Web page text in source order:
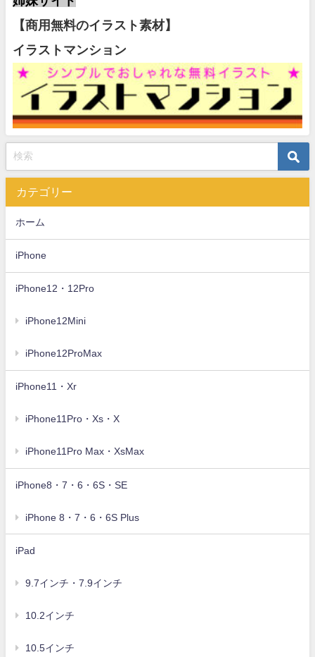
【商用無料のイラスト素材】
イラストマンション
カテゴリー
ホーム
iPhone
iPhone12・12Pro
iPhone12Mini
iPhone12ProMax
iPhone11・Xr
iPhone11Pro・Xs・X
iPhone11Pro Max・XsMax
iPhone8・7・6・6S・SE
iPhone 8・7・6・6S Plus
iPad
9.7インチ・7.9インチ
10.2インチ
10.5インチ